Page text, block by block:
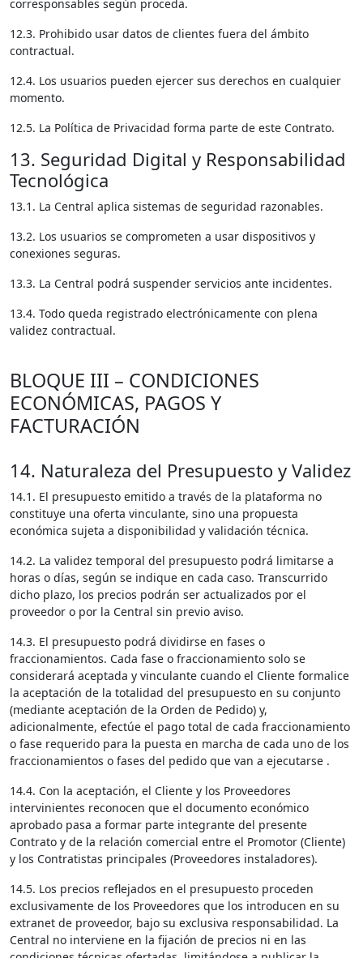
corresponsables según proceda.
12.3. Prohibido usar datos de clientes fuera del ámbito
contractual.
12.4. Los usuarios pueden ejercer sus derechos en cualquier
momento.
12.5. La Política de Privacidad forma parte de este Contrato.
13. Seguridad Digital y Responsabilidad
Tecnológica
13.1. La Central aplica sistemas de seguridad razonables.
13.2. Los usuarios se comprometen a usar dispositivos y
conexiones seguras.
13.3. La Central podrá suspender servicios ante incidentes.
13.4. Todo queda registrado electrónicamente con plena
validez contractual.
BLOQUE III – CONDICIONES
ECONÓMICAS, PAGOS Y
FACTURACIÓN
14. Naturaleza del Presupuesto y Validez
14.1. El presupuesto emitido a través de la plataforma no
constituye una oferta vinculante, sino una propuesta
económica sujeta a disponibilidad y validación técnica.
14.2. La validez temporal del presupuesto podrá limitarse a
horas o días, según se indique en cada caso. Transcurrido
dicho plazo, los precios podrán ser actualizados por el
proveedor o por la Central sin previo aviso.
14.3. El presupuesto podrá dividirse en fases o
fraccionamientos. Cada fase o fraccionamiento solo se
considerará aceptada y vinculante cuando el Cliente formalice
la aceptación de la totalidad del presupuesto en su conjunto
(mediante aceptación de la Orden de Pedido) y,
adicionalmente, efectúe el pago total de cada fraccionamiento
o fase requerido para la puesta en marcha de cada uno de los
fraccionamientos o fases del pedido que van a ejecutarse .
14.4. Con la aceptación, el Cliente y los Proveedores
intervinientes reconocen que el documento económico
aprobado pasa a formar parte integrante del presente
Contrato y de la relación comercial entre el Promotor (Cliente)
y los Contratistas principales (Proveedores instaladores).
14.5. Los precios reflejados en el presupuesto proceden
exclusivamente de los Proveedores que los introducen en su
extranet de proveedor, bajo su exclusiva responsabilidad. La
Central no interviene en la fijación de precios ni en las